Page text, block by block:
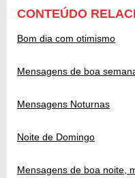
CONTEÚDO
Bom dia com otimismo
Mensagens de boa
Mensagens Noturnas
Noite de Domingo
Mensagens de boa noite,